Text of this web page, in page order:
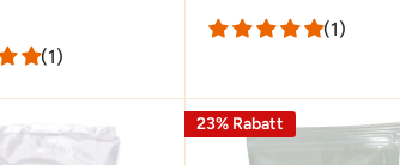
(1)
(1)
23% Rabatt